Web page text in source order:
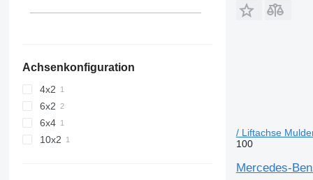
Achsenkonfiguration
4x2
6x2
6x4
10x2
/ Liftachse
100
Mercedes-